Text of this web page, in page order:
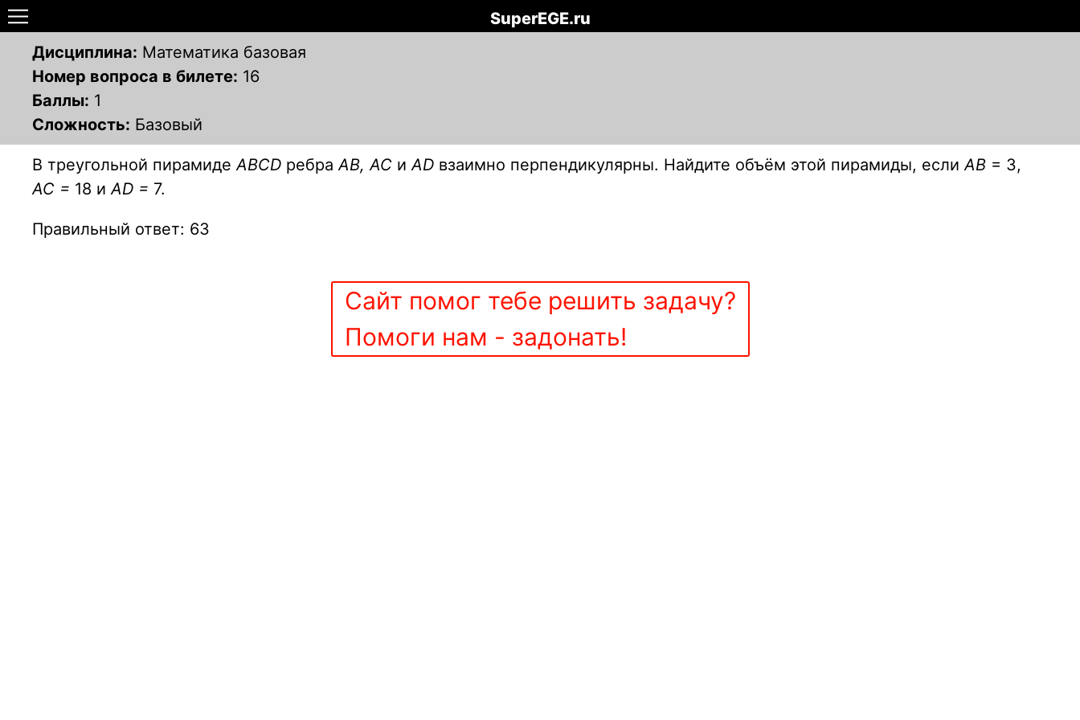
SuperEGE.ru
Дисциплина: Математика базовая
Номер вопроса в билете: 16
Баллы: 1
Сложность: Базовый
В треугольной пирамидеАВСD ребраАВ, АС иАD взаимно перпендикулярны. Найдите объём этой пирамиды, еслиАВ = 3,
АС = 18 иAD = 7.
Правильный ответ: 63
Сайт помог тебе решить задачу?
Помоги нам - задонать!